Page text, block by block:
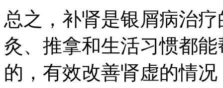
总之，补肾是银屑病治
灸、推拿和生活习惯都
的，有效改善肾虚的情